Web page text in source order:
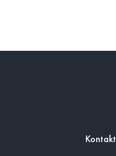
Kontakt